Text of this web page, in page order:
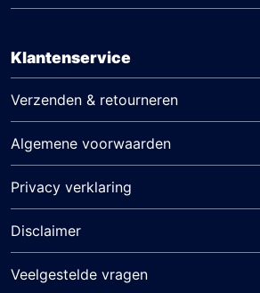
Klantenservice
Verzenden & retourneren
Algemene voorwaarden
Privacy verklaring
Disclaimer
Veelgestelde vragen